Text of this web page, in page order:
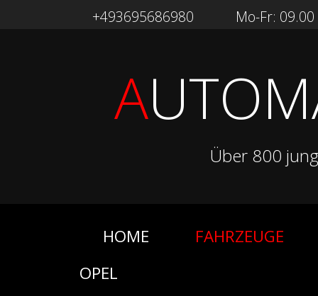
+493695686980 Mo-Fr:
A
Über 800
HOME
FAHRZEUGE
OPEL